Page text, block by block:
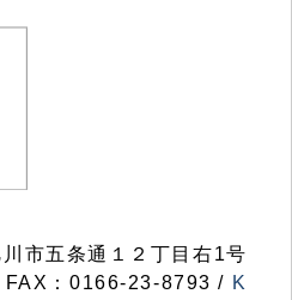
市五条通１２丁目右1号
：0166-23-8793 / K